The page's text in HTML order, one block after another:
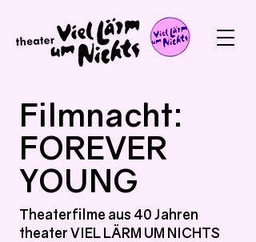
Filmnacht:
FOREVER
YOUNG
Theaterfilme aus 40 Jahren
theater VIEL LÄRM UM NICHTS